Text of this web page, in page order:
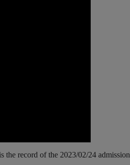
the record of the 2023/02/24 admission